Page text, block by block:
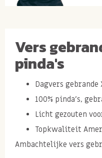
Vers
pinda's
Dagvers gebrande
100% pinda's,
Licht gezouten
Topkwaliteit
Ambachtelijke vers